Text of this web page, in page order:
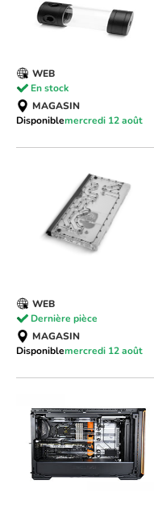
WEB
En stock
MAGASIN
Disponiblemercredi 12 août
WEB
Dernière pièce
MAGASIN
Disponiblemercredi 12 août